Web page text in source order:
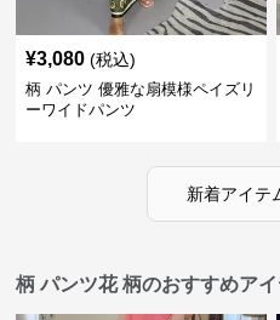
¥3,080 (税込)
柄 パンツ 優雅な扇模様ペイズリ
ーワイドパンツ
新着アイテ
柄 パンツ花 柄のおすすめア